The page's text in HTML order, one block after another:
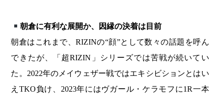
朝倉に有利な展開か、因縁の決着は目前
朝倉はこれまで、RIZINの“顔”として数々の話題を呼ん
できたが、「超RIZIN」シリーズでは苦戦が続いてい
た。2022年のメイウェザー戦ではエキシビションとはい
えTKO負け、2023年にはヴガール・ケラモフに1R一本